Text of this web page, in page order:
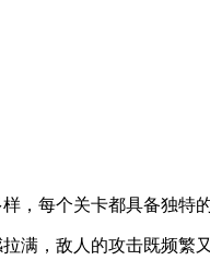
，每个关卡都具备独特
满，敌人的攻击既频繁